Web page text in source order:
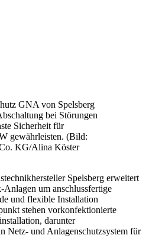
GNA von Spelsberg
bei Störungen
Sicherheit für
gewährleisten. (Bild:
KG/Alina Köster
Spelsberg erweitert
um anschlussfertige
und flexible Installation
stehen vorkonfektionierte
darunter
Netz- und Anlagenschutzsystem für